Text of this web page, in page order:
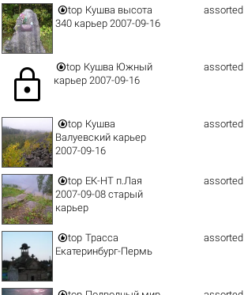
top Кушва высота
340 карьер 2007-09-16
assorted
lock top Кушва Южный
карьер 2007-09-16
assorted
top Кушва
Валуевский карьер
2007-09-16
assorted
top ЕК-НТ п.Лая
2007-09-08 старый
карьер
assorted
top Трасса
Екатеринбург-Пермь
assorted